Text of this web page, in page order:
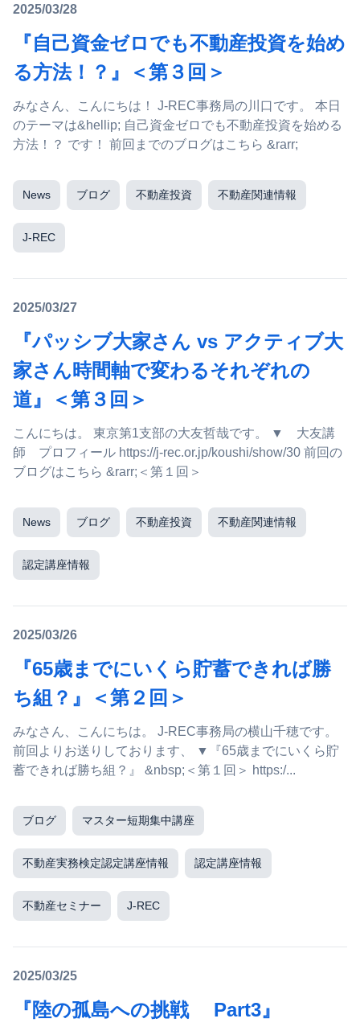
2025/03/28
『自己資金ゼロでも不動産投資を始め
る方法！？』＜第３回＞
みなさん、こんにちは！ J-REC事務局の川口です。 本日
のテーマは&hellip; 自己資金ゼロでも不動産投資を始める
方法！？ です！ 前回までのブログはこちら &rarr;
News ブログ 不動産投資 不動産関連情報
J-REC
2025/03/27
『パッシブ大家さん vs アクティブ大
家さん時間軸で変わるそれぞれの
道』＜第３回＞
こんにちは。 東京第1支部の大友哲哉です。 ▼ 大友講
師 プロフィール https://j-rec.or.jp/koushi/show/30 前回の
ブログはこちら &rarr;＜第１回＞
News ブログ 不動産投資 不動産関連情報
認定講座情報
2025/03/26
『65歳までにいくら貯蓄できれば勝
ち組？』＜第２回＞
みなさん、こんにちは。 J-REC事務局の横山千穂です。
前回よりお送りしております、 ▼『65歳までにいくら貯
蓄できれば勝ち組？』 &nbsp;＜第１回＞ https:/...
ブログ マスター短期集中講座
不動産実務検定認定講座情報 認定講座情報
不動産セミナー J-REC
2025/03/25
『陸の孤島への挑戦 Part3』